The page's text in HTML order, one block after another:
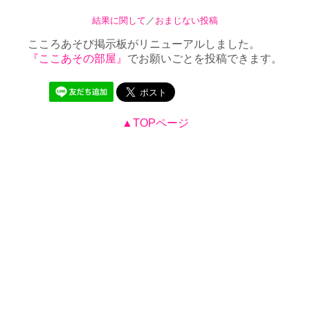
結果に関して ／ おまじない投稿
こころあそび掲示板がリニューアルしました。
『ここあその部屋』 でお願いごとを投稿できます。
▲TOPページ